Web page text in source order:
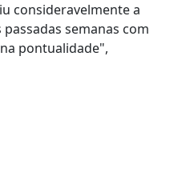
consideravelmente a
semanas com
pontualidade",